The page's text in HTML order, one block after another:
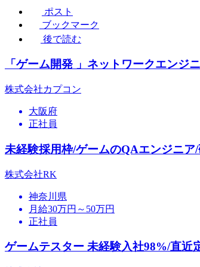
ポスト
ブックマーク
後で読む
「ゲーム開発 」ネットワークエンジ
株式会社カプコン
大阪府
正社員
未経験採用枠/ゲームのQAエンジニ
株式会社RK
神奈川県
月給30万円～50万円
正社員
ゲームテスター 未経験入社98%/直近